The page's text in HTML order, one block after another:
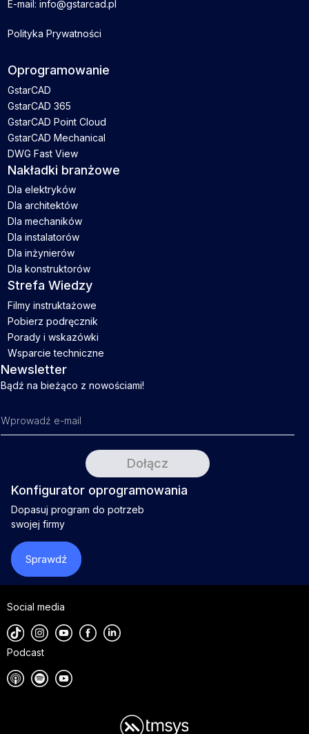
E-mail: info@gstarcad.pl
Polityka Prywatności
Oprogramowanie
GstarCAD
GstarCAD 365
GstarCAD Point Cloud
GstarCAD Mechanical
DWG Fast View
Nakładki branżowe
Dla elektryków
Dla architektów
Dla mechaników
Dla instalatorów
Dla inżynierów
Dla konstruktorów
Strefa Wiedzy
Filmy instruktażowe
Pobierz podręcznik
Porady i wskazówki
Wsparcie techniczne
Newsletter
Bądź na bieżąco z nowościami!
Konfigurator oprogramowania
Dopasuj program do potrzeb
swojej firmy
Sprawdź
Social media
Podcast